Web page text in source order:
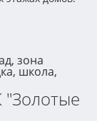
зона
школа,